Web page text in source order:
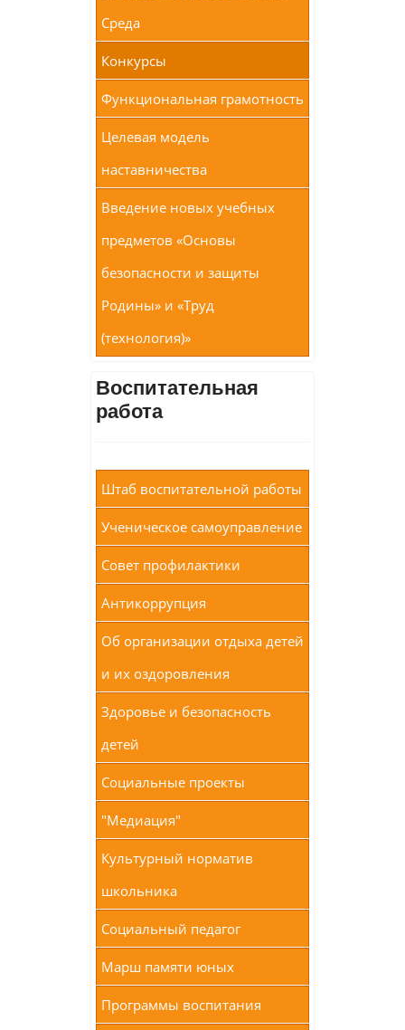
Среда
Конкурсы
Функциональная грамотность
Целевая модель
наставничества
Введение новых учебных
предметов «Основы
безопасности и защиты
Родины» и «Труд
(технология)»
Воспитательная
работа
Штаб воспитательной работы
Ученическое самоуправление
Совет профилактики
Антикоррупция
Об организации отдыха детей
и их оздоровления
Здоровье и безопасность
детей
Социальные проекты
"Медиация"
Культурный норматив
школьника
Социальный педагог
Марш памяти юных
Программы воспитания